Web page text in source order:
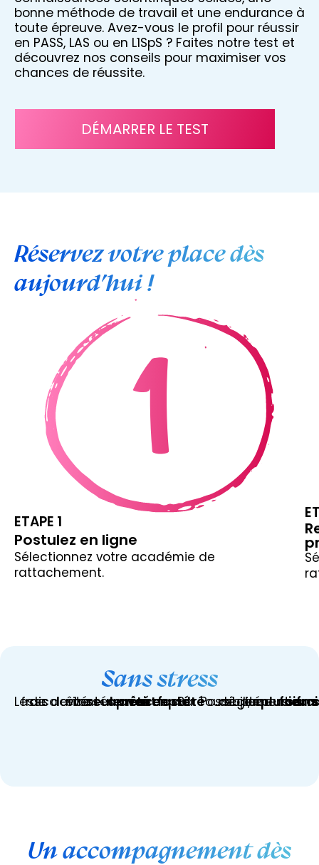
bonne méthode de travail et une endurance à
toute épreuve. Avez-vous le profil pour réussir
en PASS, LAS ou en L1SpS ? Faites notre test et
découvrez nos conseils pour maximiser vos
chances de réussite.
DÉMARRER LE TEST
Réservez votre place dès
aujourd’hui !
ETAPE 1
Postulez en ligne
Sélectionnez votre académie de
rattachement.
Sans stress
Les
frais
de
scolarité
devront
être
versés
seulement
après
avoir
été
accepté
en
faculté
via
Parcoursup,
Possibilité
de
règlement
en
une
ou fois
sans
Un accompagnement dès